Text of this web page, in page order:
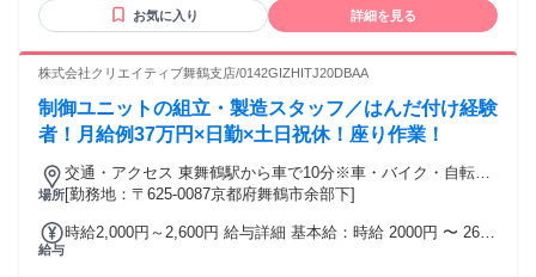
給(当社規程により) ＊賞与制度あり ＊昇給の場合あり ＊退職
金制度あり
お気に入り 詳細を見る
株式会社クリエイティブ舞鶴支店/0142GIZHITJ20DBAA
制御ユニットの組立・製造スタッフ／はんだ付け経験
者！月給例37万円×日勤×土日祝休！座り作業！
場所
交通・アクセス 東舞鶴駅から車で10分※車・バイク・自転車
通勤OK
[勤務地：〒625-0087京都府舞鶴市余部下]
給与
時給2,000円～2,600円 給与詳細 基本給：時給 2000円 〜 2600